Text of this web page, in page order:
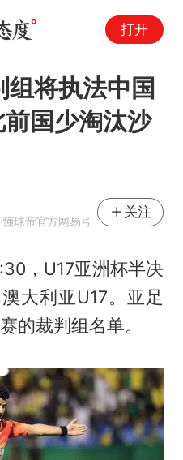
打开
将执法中国
国少淘汰沙
·懂球帝官方网易号
关注
，U17亚洲杯半决
大利亚U17。亚足
的裁判组名单。